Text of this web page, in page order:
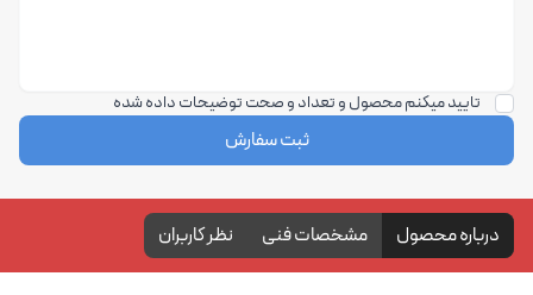
تایید میکنم محصول و تعداد و صحت توضیحات داده شده
ثبت سفارش
درباره محصول مشخصات فنی نظر کاربران